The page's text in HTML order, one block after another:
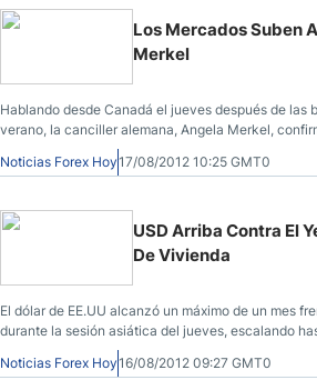
Los Mercados Suben
Merkel
Hablando desde Canadá el jueves después de las
verano, la canciller alemana, Angela Merkel,
trabajar en pro de la conservación del euro sin
Noticias Forex Hoy17/08/2012 10:25 GMT0
USD Arriba Contra El
De Vivienda
El dólar de EE.UU alcanzó un máximo de un mes
durante la sesión asiática del jueves, escalando
inversores anticiparon la desaceleración de los
económico de la Fed, una previsión que viene
Noticias Forex Hoy16/08/2012 09:27 GMT0